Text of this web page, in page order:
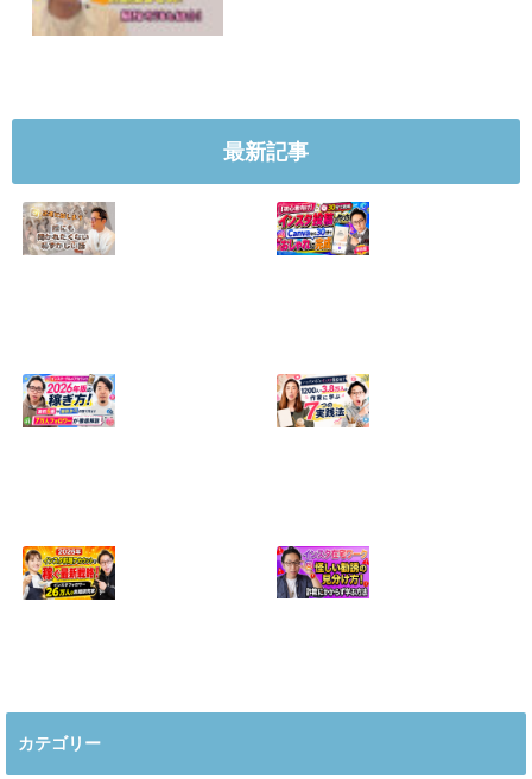
最新記事
たくなかった、僕
のいちばん恥ずか
しい話
方！Canvaなら30
分でおしゃれに完
成
版の稼ぎ方！案件
5種や撮影許可の
取り方まで7万人
1200人→3.8万人
の作家に学ぶ7つ
の実践法
人の料理研究家が
カテゴリー